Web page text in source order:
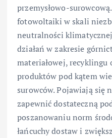
przemysłowo-
fotowoltaiki w skali
neutralności
działań w zakresie
materiałowej,
produktów pod kątem
surowców. Pojawiają się
zapewnić dostateczną
poszanowaniu norm
łańcuchy dostaw i